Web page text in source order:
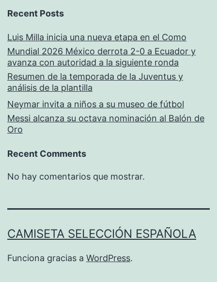
Recent Posts
Luis Milla inicia una nueva etapa en el Como
Mundial 2026 México derrota 2-0 a Ecuador y
avanza con autoridad a la siguiente ronda
Resumen de la temporada de la Juventus y
análisis de la plantilla
Neymar invita a niños a su museo de fútbol
Messi alcanza su octava nominación al Balón de
Oro
Recent Comments
No hay comentarios que mostrar.
CAMISETA SELECCIÓN ESPAÑOLA
Funciona gracias a WordPress.